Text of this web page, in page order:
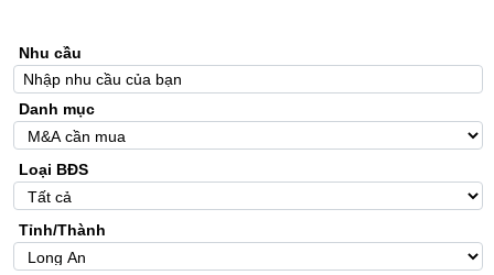
Nhu cầu
Danh mục
Loại BĐS
Tỉnh/Thành